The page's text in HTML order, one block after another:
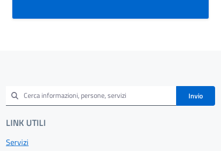
Invio
LINK UTILI
Servizi